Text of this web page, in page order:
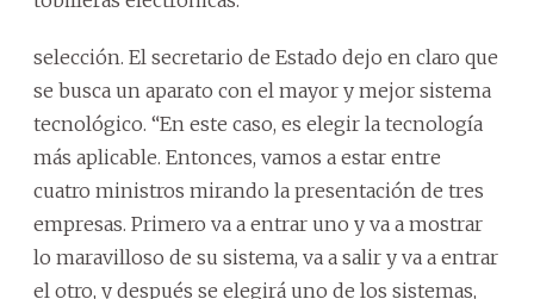
selección. El secretario de Estado dejo en claro que
se busca un aparato con el mayor y mejor sistema
tecnológico. “En este caso, es elegir la tecnología
más aplicable. Entonces, vamos a estar entre
cuatro ministros mirando la presentación de tres
empresas. Primero va a entrar uno y va a mostrar
lo maravilloso de su sistema, va a salir y va a entrar
el otro, y después se elegirá uno de los sistemas,